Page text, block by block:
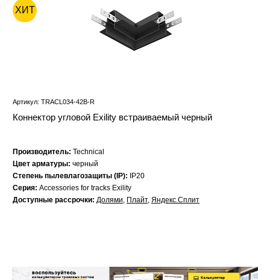
ХИТ
Артикул: TRACL034-42B-R
Коннектор угловой Exility встраиваемый черный
Производитель: Technical
Цвет арматуры: черный
Степень пылевлагозащиты (IP):
IP20
Серия: Accessories for tracks Exility
Доступные рассрочки: Долями, Плайт, Яндекс.Сплит